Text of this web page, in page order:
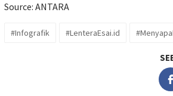
Source: ANTARA
#Infografik #LenteraEsai.id